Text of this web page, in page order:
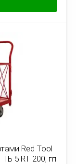
Red Tool
5 RT 200, гп